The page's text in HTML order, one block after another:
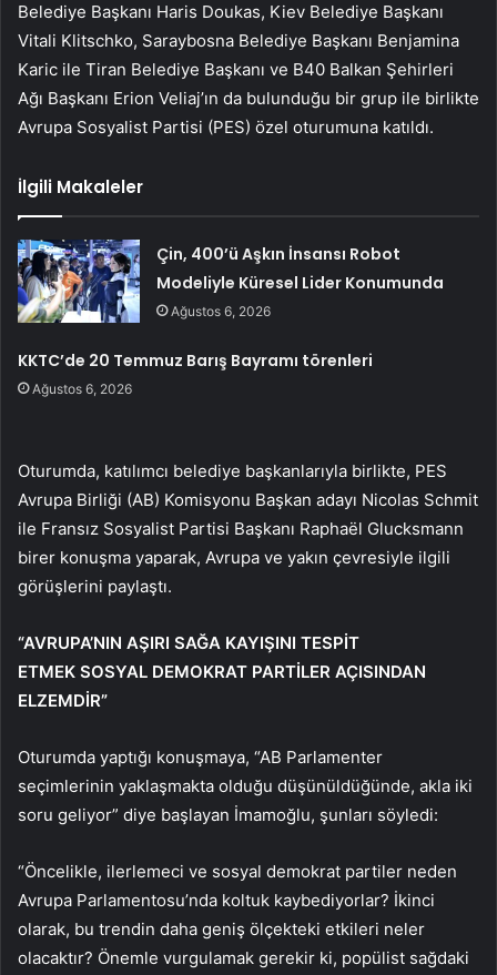
Belediye Başkanı Haris Doukas, Kiev Belediye Başkanı
Vitali Klitschko, Saraybosna Belediye Başkanı Benjamina
Karic ile Tiran Belediye Başkanı ve B40 Balkan Şehirleri
Ağı Başkanı Erion Veliaj’ın da bulunduğu bir grup ile birlikte
Avrupa Sosyalist Partisi (PES) özel oturumuna katıldı.
İlgili Makaleler
Çin, 400’ü Aşkın İnsansı Robot
Modeliyle Küresel Lider Konumunda
Ağustos 6, 2026
KKTC’de 20 Temmuz Barış Bayramı törenleri
Ağustos 6, 2026
Oturumda, katılımcı belediye başkanlarıyla birlikte, PES
Avrupa Birliği (AB) Komisyonu Başkan adayı Nicolas Schmit
ile Fransız Sosyalist Partisi Başkanı Raphaël Glucksmann
birer konuşma yaparak, Avrupa ve yakın çevresiyle ilgili
görüşlerini paylaştı.
“AVRUPA’NIN AŞIRI SAĞA KAYIŞINI TESPİT
ETMEK SOSYAL DEMOKRAT PARTİLER AÇISINDAN
ELZEMDİR”
Oturumda yaptığı konuşmaya, “AB Parlamenter
seçimlerinin yaklaşmakta olduğu düşünüldüğünde, akla iki
soru geliyor” diye başlayan İmamoğlu, şunları söyledi:
“Öncelikle, ilerlemeci ve sosyal demokrat partiler neden
Avrupa Parlamentosu’nda koltuk kaybediyorlar? İkinci
olarak, bu trendin daha geniş ölçekteki etkileri neler
olacaktır? Önemle vurgulamak gerekir ki, popülist sağdaki